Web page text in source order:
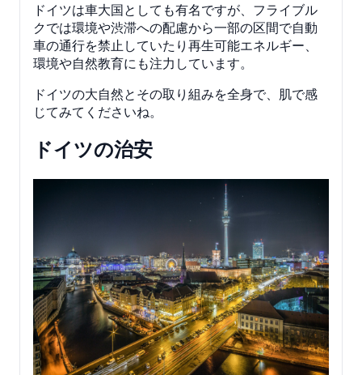
ドイツは車大国としても有名ですが、フライブル
クでは環境や渋滞への配慮から一部の区間で自動
車の通行を禁止していたり再生可能エネルギー、
環境や自然教育にも注力しています。
ドイツの大自然とその取り組みを全身で、肌で感
じてみてくださいね。
ドイツの治安